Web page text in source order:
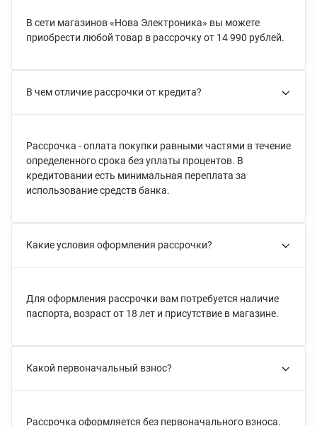
В сети магазинов «Нова Электроника» вы можете
приобрести любой товар в рассрочку от 14 990 рублей.
В чем отличие рассрочки от кредита?
Рассрочка - оплата покупки равными частями в течение
определенного срока без уплаты процентов. В
кредитовании есть минимальная переплата за
использование средств банка.
Какие условия оформления рассрочки?
Для оформления рассрочки вам потребуется наличие
паспорта, возраст от 18 лет и присутствие в магазине.
Какой первоначальный взнос?
Рассрочка оформляется без первоначального взноса.